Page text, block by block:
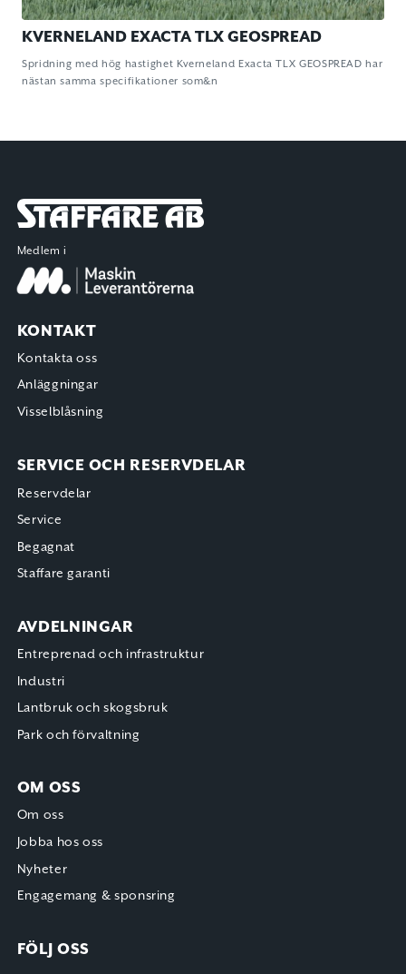
KVERNELAND EXACTA TLX GEOSPREAD
Spridning med hög hastighet Kverneland Exacta TLX GEOSPREAD har
nästan samma specifikationer som&n
Staffare AB
Medlem i
KONTAKT
Kontakta oss
Anläggningar
Visselblåsning
SERVICE OCH RESERVDELAR
Reservdelar
Service
Begagnat
Staffare garanti
AVDELNINGAR
Entreprenad och infrastruktur
Industri
Lantbruk och skogsbruk
Park och förvaltning
OM OSS
Om oss
Jobba hos oss
Nyheter
Engagemang & sponsring
FÖLJ OSS